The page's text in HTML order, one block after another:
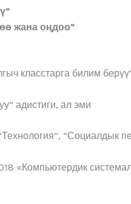
жана оңдоо”
класстарга билим
адистиги, ал эми
“Социалдык
«Компьютердик